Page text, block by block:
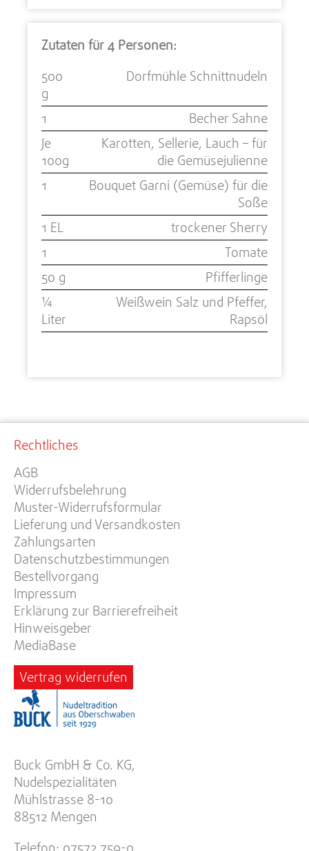
Zutaten für 4 Personen:
500
g
Dorfmühle Schnittnudeln
1
Becher Sahne
Je
100g
Karotten, Sellerie, Lauch – für
die Gemüsejulienne
1
Bouquet Garni (Gemüse) für die
Soße
1 EL
trockener Sherry
1
Tomate
50 g
Pfifferlinge
¼
Liter
Weißwein Salz und Pfeffer,
Rapsöl
Rechtliches
AGB
Widerrufsbelehrung
Muster-Widerrufsformular
Lieferung und Versandkosten
Zahlungsarten
Datenschutzbestimmungen
Bestellvorgang
Impressum
Erklärung zur Barrierefreiheit
Hinweisgeber
MediaBase
Vertrag widerrufen
Buck GmbH & Co. KG,
Nudelspezialitäten
Mühlstrasse 8-10
88512 Mengen